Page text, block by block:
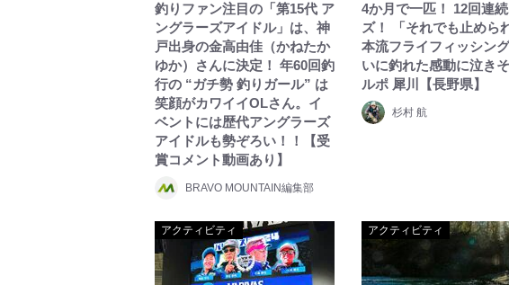
釣りファン注目の「第15代 ア
ングラーズアイドル」は、神
戸出身の金高由佳（かねたか
ゆか）さんに決定！ 年60回釣
行の “ガチ勢 釣りガール” は
笑顔がカワイイOLさん。イ
ベントには歴代アングラーズ
アイドルも勢ぞろい！！【受
賞コメント動画あり】
BRAVO MOUNTAIN編集部
4か月で一匹！ 12回連
ズ！ 「それでも止めら
本流フライフィッシン
いに釣れた感動に泣き
ルポ 犀川【長野県】
杉村 航
アクティビティ アクティビティ